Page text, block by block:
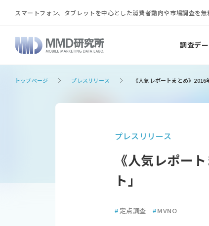
スマートフォン、タブレットを中心とした消費者動向や市場調査を無
調査デ
トップページ プレスリリース 《人気レポートまとめ》
プレスリリース
《人気レポー
ト」
# 定点調査 #MVNO